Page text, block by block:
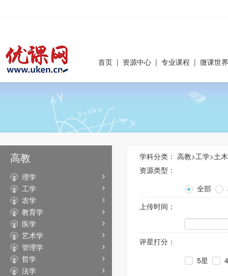
首页 | 资源中心 | 专业课程 | 微课世界
高教
理学
工学
农学
教育学
医学
艺术学
管理学
哲学
法学
学科分类： 高教>工学>土
资源类型：
全部
上传时间：
评星打分：
5星